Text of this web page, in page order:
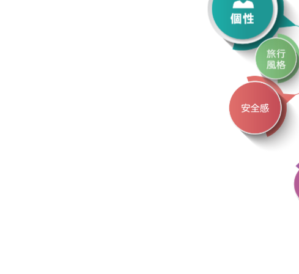
OSPD
OSPD
OSPD
OSPD
OSPD
OSPD
OSPD
OSPD